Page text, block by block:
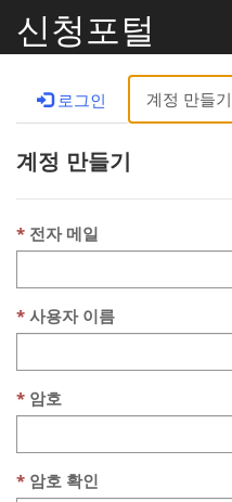
신청포털
로그인 계정 만들기
계정 만들기
전자 메일
사용자 이름
암호
암호 확인